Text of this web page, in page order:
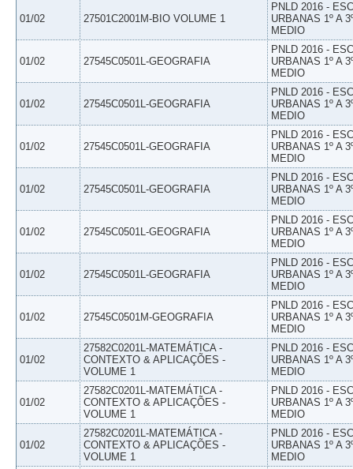
01/02 27501C2001M-BIO VOLUME 1
PNLD 2016 -
URBANAS 1º A
MEDIO
01/02 27545C0501L-GEOGRAFIA
PNLD 2016 -
URBANAS 1º A
MEDIO
01/02 27545C0501L-GEOGRAFIA
PNLD 2016 -
URBANAS 1º A
MEDIO
01/02 27545C0501L-GEOGRAFIA
PNLD 2016 -
URBANAS 1º A
MEDIO
01/02 27545C0501L-GEOGRAFIA
PNLD 2016 -
URBANAS 1º A
MEDIO
01/02 27545C0501L-GEOGRAFIA
PNLD 2016 -
URBANAS 1º A
MEDIO
01/02 27545C0501L-GEOGRAFIA
PNLD 2016 -
URBANAS 1º A
MEDIO
01/02 27545C0501M-GEOGRAFIA
PNLD 2016 -
URBANAS 1º A
MEDIO
01/02
27582C0201L-MATEMÁTICA -
CONTEXTO & APLICAÇÕES -
VOLUME 1
PNLD 2016 -
URBANAS 1º A
MEDIO
01/02
27582C0201L-MATEMÁTICA -
CONTEXTO & APLICAÇÕES -
VOLUME 1
PNLD 2016 -
URBANAS 1º A
MEDIO
01/02
27582C0201L-MATEMÁTICA -
CONTEXTO & APLICAÇÕES -
VOLUME 1
PNLD 2016 -
URBANAS 1º A
MEDIO